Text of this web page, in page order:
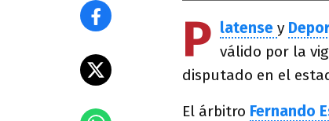
P latense y
válido por la
disputado en el
El árbitro Fernando